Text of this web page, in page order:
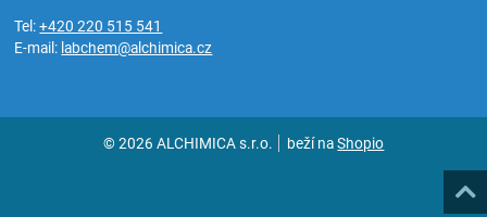
Tel:+420 220 515 541
E-mail: labchem@alchimica.cz
© 2026 ALCHIMICA s.r.o. beží naShopio
Hore